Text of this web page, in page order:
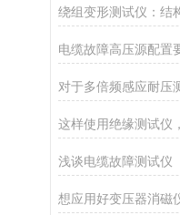
绕组变形测试仪：结
电缆故障高压源配置
这样使用绝缘测试仪
浅谈电缆故障测试仪